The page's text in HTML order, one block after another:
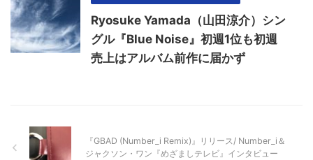
Ryosuke Yamada（山田涼介）シン
グル『Blue Noise』初週1位も初週
売上はアルバム前作に届かず
『GBAD (Number_i Remix)』リリース/ Number_i＆
ジャクソン・ワン『めざましテレビ』インタビュー